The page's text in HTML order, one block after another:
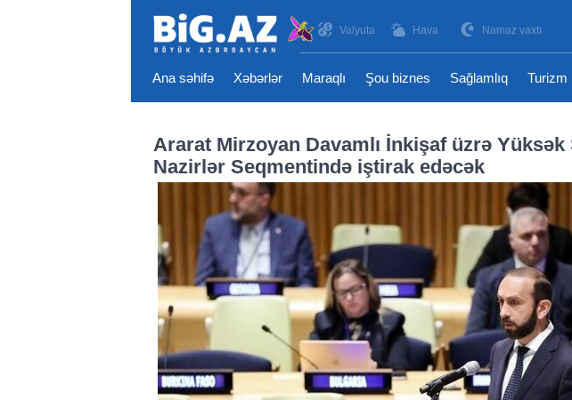
Valyuta Hava Namaz vaxtı
Ana səhifə Xəbərlər Maraqlı Şou biznes Sağlamlıq Turizm
Ararat Mirzoyan Davamlı İnkişaf üzrə
Nazirlər Seqmentində iştirak edəcək